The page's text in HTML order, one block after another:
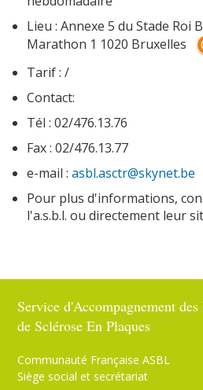
PARRAINAGE
NOUS CONTACTER
Lieu : Annexe 5 du Stade Roi
Marathon 1 1020 Bruxelles
Tarif : /
Contact:
Tél : 02/476.13.76
Fax : 02/476.13.77
e-mail : asbl.asctr@skynet.be
Pour plus d'informations,
l'a.s.b.l. ou directement leur
Service d'Accompagnement
de Sclérose En Plaques
Communauté Française ASBL
Siège social et secrétariat